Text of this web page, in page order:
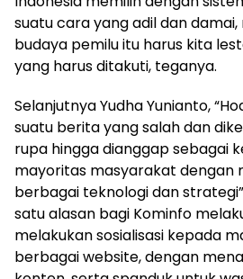
suatu cara yang adil dan
budaya pemilu itu harus kita
yang harus ditakuti, teganya.
Selanjutnya Yudha Yunianto,
suatu berita yang salah dan
rupa hingga dianggap sebagai
mayoritas masyarakat dengan
berbagai teknologi dan
satu alasan bagi Kominfo
melakukan sosialisasi kepada
berbagai website, dengan